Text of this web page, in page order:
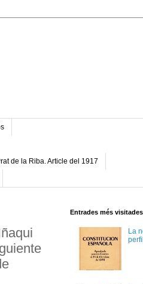
de la Riba. Article del 1917
Entrades més
La